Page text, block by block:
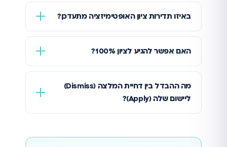
באיזו תדירות ציון האופטימיזציה מתעדכן?
האם אפשר להגיע לציון 100%?
מה ההבדל בין דחיית המלצה (Dismiss)
ליישום שלה (Apply)?